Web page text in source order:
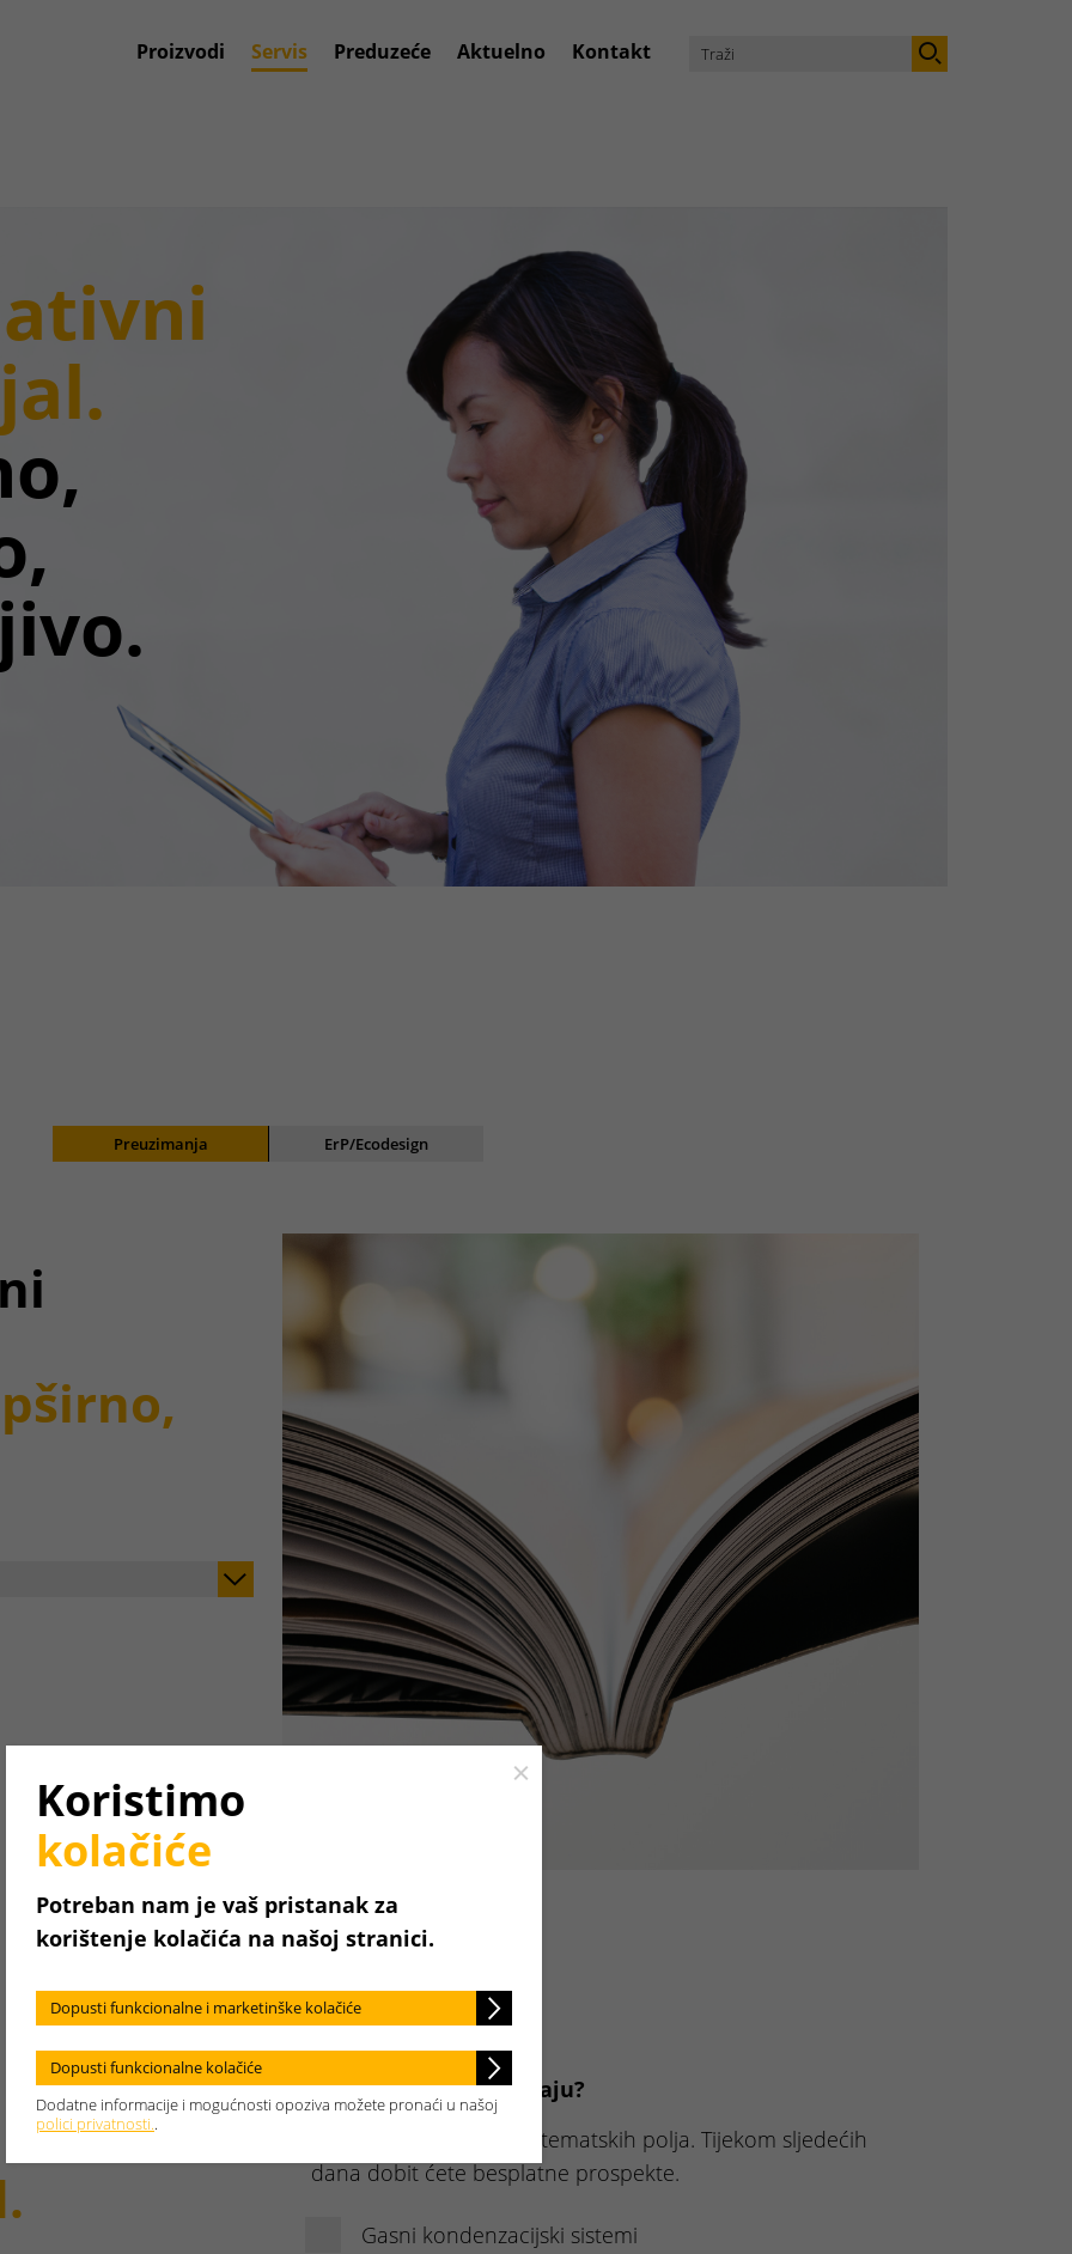
Proizvodi Servis Preduzeće Aktuelno Kontakt
Preuzimanja ErP/Ecodesign
Koje Vas teme zanimaju?
Odaberite jedno ili više tematskih polja. Tijekom sljedećih
dana dobit ćete besplatne prospekte.
Gasni kondenzacijski sistemi
Close
Koristimo
kolačiće
Potreban nam je vaš pristanak za
korištenje kolačića na našoj stranici.
Dopusti funkcionalne i marketinške kolačiće
Dopusti funkcionalne kolačiće
Dodatne informacije i mogućnosti opoziva možete pronaći u našoj
polici privatnosti..